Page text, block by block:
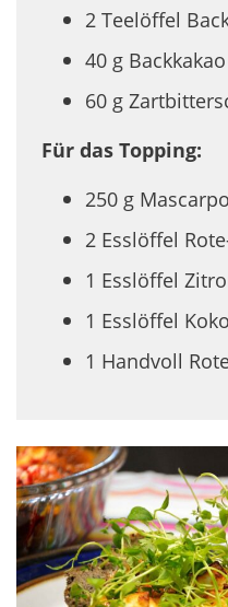
2 Teelöffel
40 g Backkakao
60 g
Für das Topping:
250 g
2 Esslöffel
1 Esslöffel
1 Esslöffel
1 Handvoll